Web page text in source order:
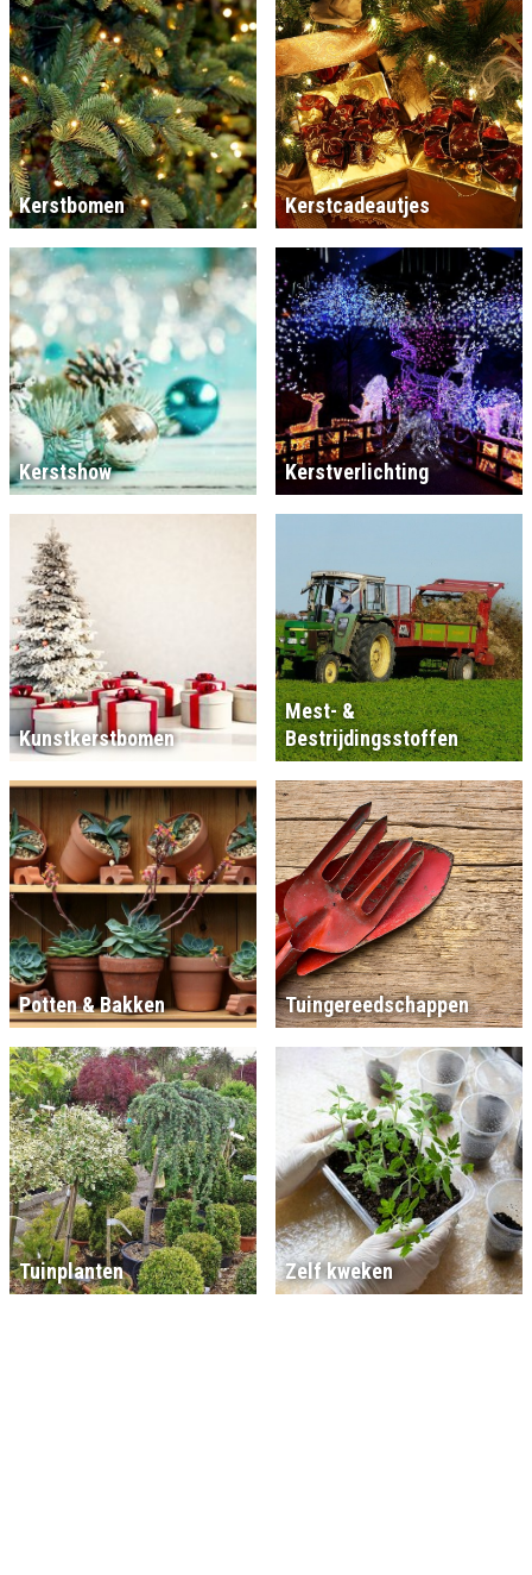
Kerstbomen Kerstcadeautjes
Kerstshow Kerstverlichting
Kunstkerstbomen
Mest- &
Bestrijdingsstoffen
Potten & Bakken Tuingereedschappen
Tuinplanten Zelf kweken